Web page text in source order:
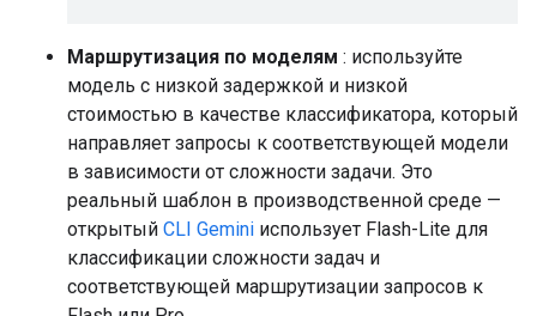
Маршрутизация по моделям : используйте
модель с низкой задержкой и низкой
стоимостью в качестве классификатора, который
направляет запросы к соответствующей модели
в зависимости от сложности задачи. Это
реальный шаблон в производственной среде —
открытый CLI Gemini использует Flash-Lite для
классификации сложности задач и
соответствующей маршрутизации запросов к